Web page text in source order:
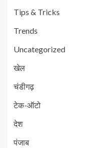
Tips & Tricks
Trends
Uncategorized
खेल
चंडीगढ़
टेक-ऑटो
देश
पंजाब